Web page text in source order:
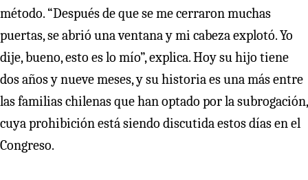
método. “Después de que se me cerraron muchas
puertas, se abrió una ventana y mi cabeza explotó. Yo
dije, bueno, esto es lo mío”, explica. Hoy su hijo tiene
dos años y nueve meses, y su historia es una más entre
las familias chilenas que han optado por la subrogación,
cuya prohibición está siendo discutida estos días en el
Congreso.